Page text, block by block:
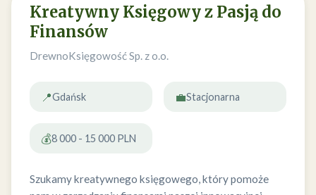
Kreatywny Księgowy z Pasją do
Finansów
DrewnoKsięgowość Sp. z o.o.
📍Gdańsk 💼Stacjonarna
💰8 000 - 15 000 PLN
Szukamy kreatywnego księgowego, który pomoże